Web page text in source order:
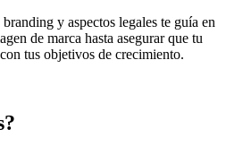
y aspectos legales te guía en
de marca hasta asegurar que tu
tus objetivos de crecimiento.